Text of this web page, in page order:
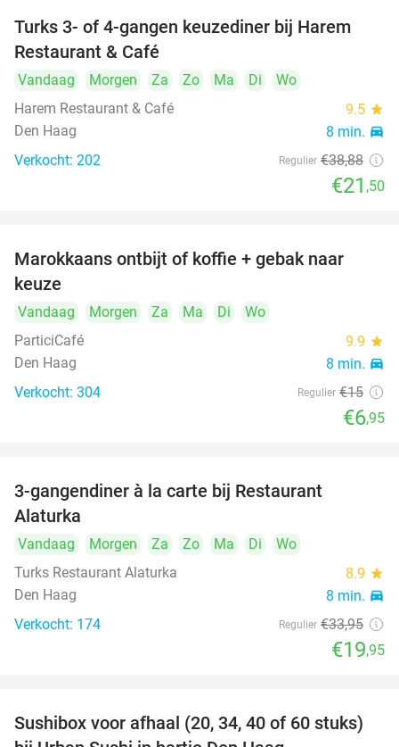
45%
Turks 3- of 4-gangen keuzediner bij Harem
Restaurant & Café
Vandaag Morgen Za Zo Ma Di
Wo
Harem Restaurant & Café
9.5 star
Den Haag 8 min. directions_car
Verkocht: 202 Regulier €38,88
€21 ,50
Marokkaans ontbijt of koffie + gebak naar
keuze
Vandaag Morgen Za Ma Di
Wo
ParticiCafé
9.9 star
Den Haag 8 min. directions_car
Verkocht: 304 Regulier €15
€6,95
3-gangendiner à la carte bij Restaurant
Alaturka
Vandaag Morgen Za Zo Ma Di
Wo
Turks Restaurant Alaturka
8.9 star
Den Haag 8 min. directions_car
Verkocht: 174 Regulier €33,95
€19,95
49%
Sushibox voor afhaal (20, 34, 40 of 60 stuks)